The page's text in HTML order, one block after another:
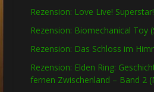
Rezension: Love Live!
Rezension: Biomechanical Toy
Rezension: Das Schloss im
Rezension: Elden Ring:
fernen Zwischenland – Band 2